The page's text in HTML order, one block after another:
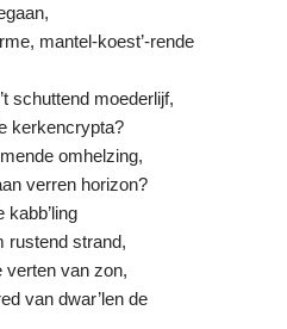
mantel-koest’-rende
schuttend moederlijf,
kerkencrypta?
omhelzing,
verren horizon?
kabb’ling
rustend strand,
verten van zon,
van dwar’len de